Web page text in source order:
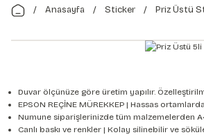
Anasayfa Sticker Priz Üstü
Duvar ölçünüze göre üretim yapılır.
EPSON REÇİNE MÜREKKEP | Hassas
Numune siparişlerinizde tüm malzemelerden
Canlı baskı ve renkler | Kolay silinebilir ve